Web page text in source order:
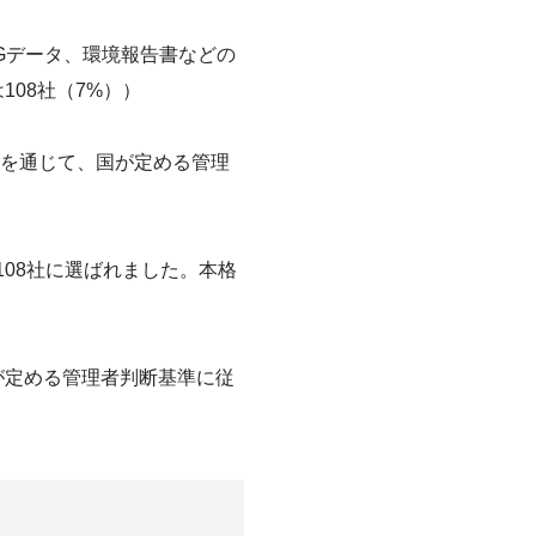
ータ、環境報告書などの
社（7%））
通じて、国が定める管理
社に選ばれました。本格
める管理者判断基準に従